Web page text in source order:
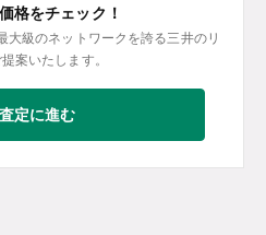
格をチェック！
大級のネットワークを誇る三井のリ
案いたします。
定に進む